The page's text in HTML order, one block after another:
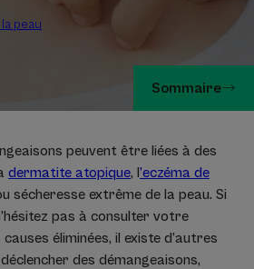
peau
Sommaire
peuvent être liées à des
dermatite atopique, l’eczéma de
sécheresse extrême de la peau. Si
pas à consulter votre
éliminées, il existe d’autres
des démangeaisons,